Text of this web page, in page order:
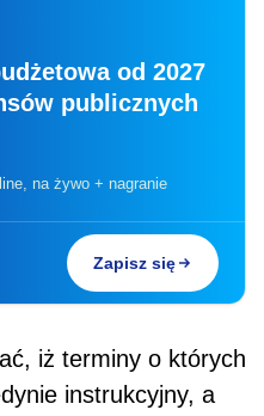
od 2027
publicznych
na żywo + nagranie
Zapisz się
iż terminy o których
instrukcyjny, a